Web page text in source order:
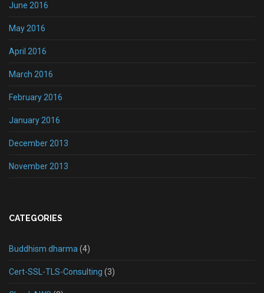
June 2016
May 2016
April 2016
March 2016
February 2016
January 2016
December 2013
November 2013
CATEGORIES
Buddhism dharma (4)
Cert-SSL-TLS-Consulting (3)